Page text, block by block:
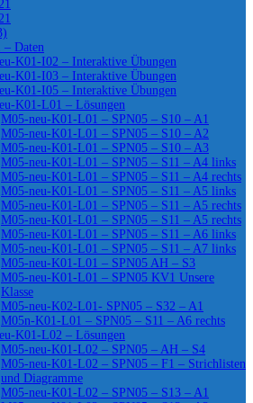
– Daten
K01-I02 – Interaktive Übungen
K01-I03 – Interaktive Übungen
K01-I05 – Interaktive Übungen
K01-L01 – Lösungen
M05-neu-K01-L01 – SPN05 – S10 – A1
M05-neu-K01-L01 – SPN05 – S10 – A2
M05-neu-K01-L01 – SPN05 – S10 – A3
M05-neu-K01-L01 – SPN05 – S11 – A4 links
M05-neu-K01-L01 – SPN05 – S11 – A4 rechts
M05-neu-K01-L01 – SPN05 – S11 – A5 links
M05-neu-K01-L01 – SPN05 – S11 – A5 rechts
M05-neu-K01-L01 – SPN05 – S11 – A5 rechts
M05-neu-K01-L01 – SPN05 – S11 – A6 links
M05-neu-K01-L01 – SPN05 – S11 – A7 links
M05-neu-K01-L01 – SPN05 AH – S3
M05-neu-K01-L01 – SPN05 KV1 Unsere
Klasse
M05-neu-K02-L01- SPN05 – S32 – A1
M05n-K01-L01 – SPN05 – S11 – A6 rechts
K01-L02 – Lösungen
M05-neu-K01-L02 – SPN05 – AH – S4
M05-neu-K01-L02 – SPN05 – F1 – Strichlisten
und Diagramme
M05-neu-K01-L02 – SPN05 – S13 – A1